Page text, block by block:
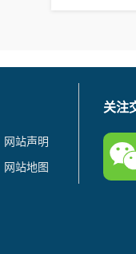
网站声明
网站地图
关注